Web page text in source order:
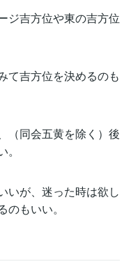
ジ吉方位や東の吉方位
て吉方位を決めるのも
（同会五黄を除く）後
いが、迷った時は欲し
もいい。